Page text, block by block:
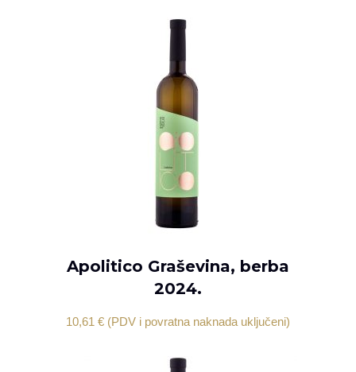
DODAJ U KOŠARICU
Apolitico Graševina, berba
2024.
10,61 € (PDV i povratna naknada uključeni)